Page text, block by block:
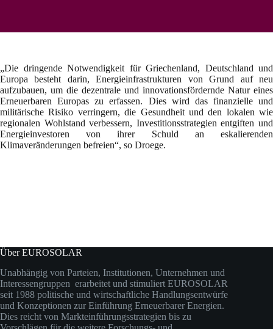
„Die dringende Notwendigkeit für Griechenland, Deutschland und
Europa besteht darin, Energieinfrastrukturen von Grund auf neu
aufzubauen, um die dezentrale und innovationsfördernde Natur eines
Erneuerbaren Europas zu erfassen. Dies wird das finanzielle und
militärische Risiko verringern, die Gesundheit und den lokalen wie
regionalen Wohlstand verbessern, Investitionsstrategien entgiften und
Energieinvestoren von ihrer Schuld an eskalierenden
Klimaveränderungen befreien“, so Droege.
Über EUROSOLAR
Unabhängig von Parteien, Institutionen, Unternehmen und
Interessengruppen erarbeitet und stimuliert EUROSOLAR
seit 1988 politische und wirtschaftliche Handlungsentwürfe
und Konzeptionen zur Einführung Erneuerbarer Energien.
Dies reicht von Markteinführungsstrategien bis zu